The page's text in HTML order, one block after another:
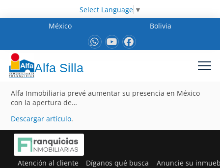
Select Language ▼
México
Bolivia
Alfa Silla
Alfa Inmobiliaria prevé aumentar su presencia en México
con la apertura de…
Descargar artículo.
Atención al cliente Díganos qué busca Anuncie su